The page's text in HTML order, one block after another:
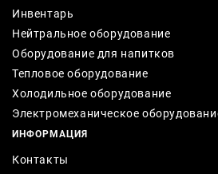
Инвентарь
Нейтральное оборудование
Оборудование для напитков
Тепловое оборудование
Холодильное оборудование
Электромеханическое
ИНФОРМАЦИЯ
Контакты